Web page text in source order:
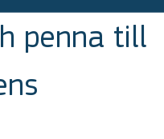
penna till